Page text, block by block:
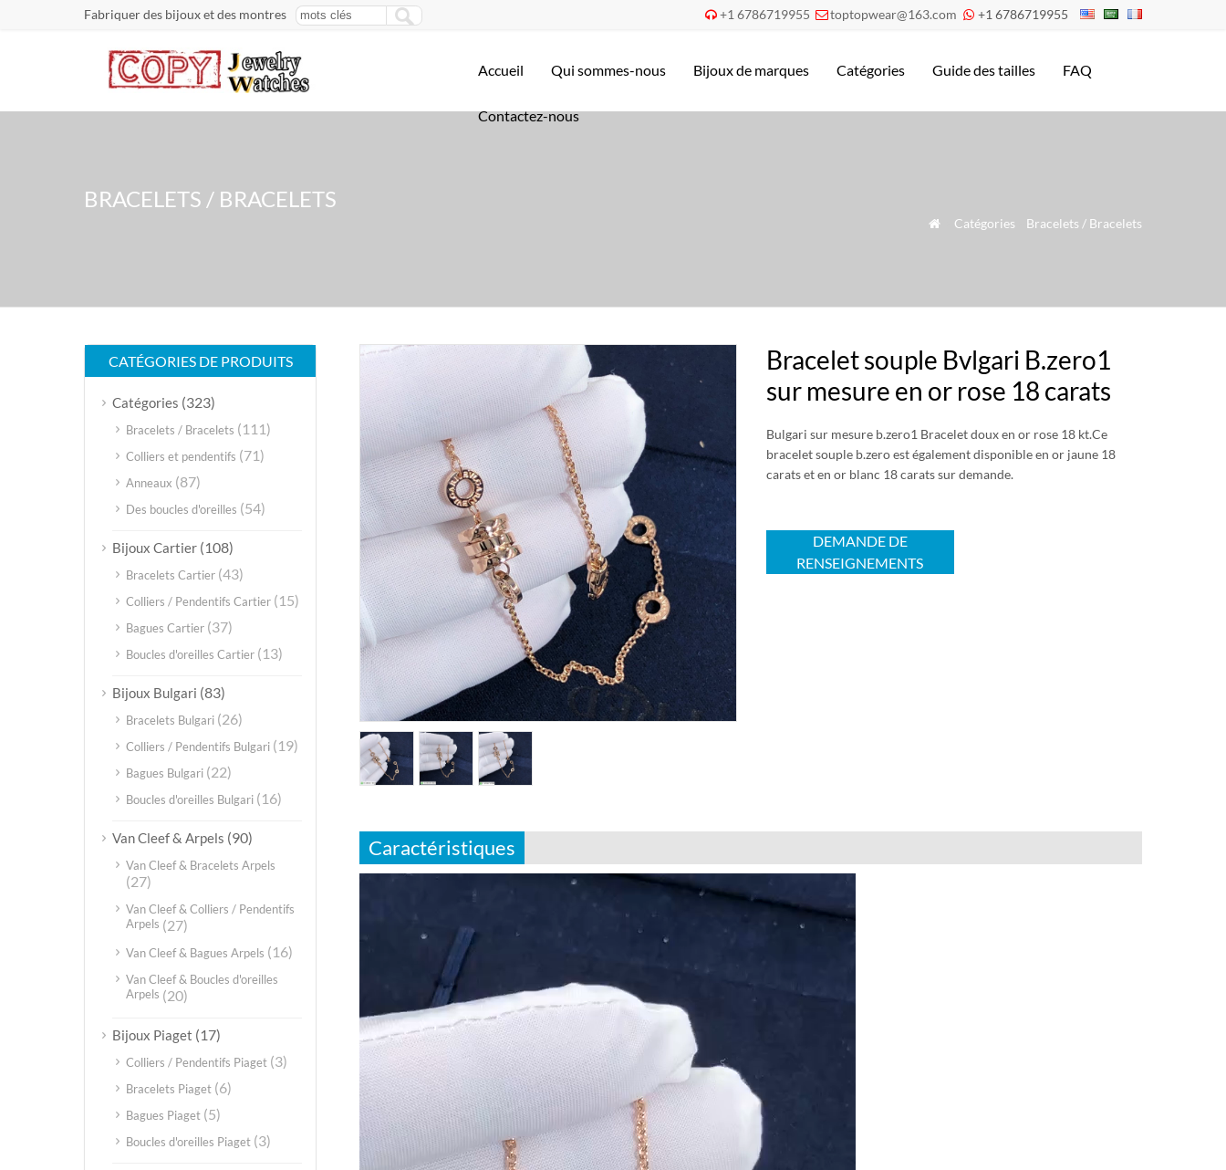
Fabriquer des bijoux et des montres  +1 6786719955 toptopwear@163.com  +1 6786719955
Accueil Qui sommes-nous Bijoux de marques Catégories Guide des tailles FAQ
Contactez-nous
BRACELETS / BRACELETS
 Catégories Bracelets / Bracelets
Bracelet souple Bvlgari B.zero1
sur mesure en or rose 18 carats
Bulgari sur mesure b.zero1 Bracelet doux en or rose 18 kt.Ce
bracelet souple b.zero est également disponible en or jaune 18
carats et en or blanc 18 carats sur demande.
DEMANDE DE
RENSEIGNEMENTS
Caractéristiques
CATÉGORIES DE PRODUITS
Catégories (323)
Bracelets / Bracelets (111)
Colliers et pendentifs (71)
Anneaux (87)
Des boucles d'oreilles (54)
Bijoux Cartier (108)
Bracelets Cartier (43)
Colliers / Pendentifs Cartier (15)
Bagues Cartier (37)
Boucles d'oreilles Cartier (13)
Bijoux Bulgari (83)
Bracelets Bulgari (26)
Colliers / Pendentifs Bulgari (19)
Bagues Bulgari (22)
Boucles d'oreilles Bulgari (16)
Van Cleef & Arpels (90)
Van Cleef & Bracelets Arpels
(27)
Van Cleef & Colliers / Pendentifs
Arpels (27)
Van Cleef & Bagues Arpels (16)
Van Cleef & Boucles d'oreilles
Arpels (20)
Bijoux Piaget (17)
Colliers / Pendentifs Piaget (3)
Bracelets Piaget (6)
Bagues Piaget (5)
Boucles d'oreilles Piaget (3)